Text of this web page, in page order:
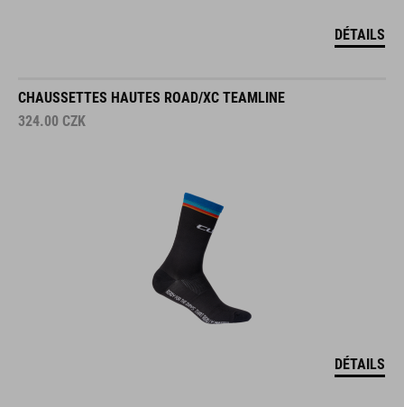
DÉTAILS
CHAUSSETTES HAUTES ROAD/XC TEAMLINE
324.00 CZK
DÉTAILS